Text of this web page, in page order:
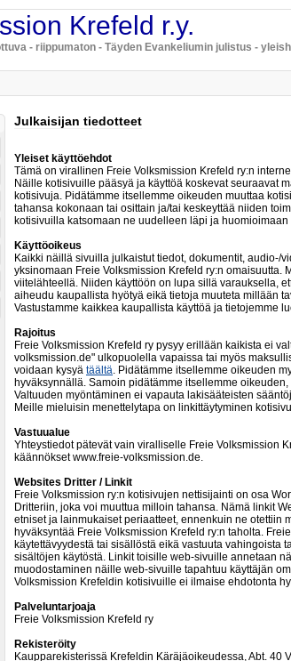
Krefeld r.y.
- riippumaton - Täyden Evankeliumin julistus -
Julkaisijan tiedotteet
Yleiset käyttöehdot
Tämä on virallinen Freie Volksmission Krefeld ry:n
Näille kotisivuille pääsyä ja käyttöä koskevat seuraavat
kotisivuja. Pidätämme itsellemme oikeuden muuttaa
tahansa kokonaan tai osittain ja/tai keskeyttää niiden
kotisivuilla katsomaan ne uudelleen läpi ja
Käyttöoikeus
Kaikki näillä sivuilla julkaistut tiedot, dokumentit, audio-/
yksinomaan Freie Volksmission Krefeld ry:n omaisuutta.
viitelähteellä. Niiden käyttöön on lupa sillä varauksella,
aiheudu kaupallista hyötyä eikä tietoja muuteta millään
Vastustamme kaikkea kaupallista käyttöä ja tietojemme
Rajoitus
Freie Volksmission Krefeld ry pysyy erillään kaikista ei
volksmission.de" ulkopuolella vapaissa tai myös
voidaan kysyä täältä. Pidätämme itsellemme oikeuden
hyväksynnällä. Samoin pidätämme itsellemme
Valtuuden myöntäminen ei vapauta lakisääteisten
Meille mieluisin menettelytapa on linkittäytyminen
Vastuualue
Yhteystiedot pätevät vain viralliselle Freie Volksmission
käännökset www.freie-volksmission.de.
Websites Dritter / Linkit
Freie Volksmission ry:n kotisivujen nettisijainti on osa
Dritteriin, joka voi muuttua milloin tahansa. Nämä linkit
etniset ja lainmukaiset periaatteet, ennenkuin ne otettiin
hyväksyntää Freie Volksmission Krefeld ry:n taholta.
käytettävyydestä tai sisällöstä eikä vastuuta vahingoista
sisältöjen käytöstä. Linkit toisille web-sivuille annetaan
muodostaminen näille web-sivuille tapahtuu käyttäjän
Volksmission Krefeldin kotisivuille ei ilmaise ehdotonta
Palveluntarjoaja
Freie Volksmission Krefeld ry
Rekisteröity
Kaupparekisterissä Krefeldin Käräjäoikeudessa, Abt. 40